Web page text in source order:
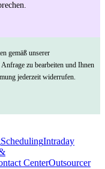
gemäß unserer
zu bearbeiten und Ihnen
jederzeit widerrufen.
SchedulingIntraday
CenterOutsourcer